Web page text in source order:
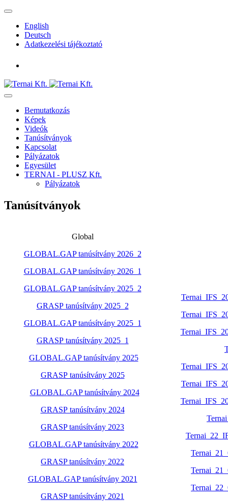
English
Deutsch
Adatkezelési tájékoztató
Bemutatkozás
Képek
Videók
Tanúsítványok
Kapcsolat
Pályázatok
Egyesület
TERNAI - PLUSZ Kft.
Pályázatok
Tanúsítványok
Global
GLOBAL.GAP tanúsítvány 2026_2
GLOBAL.GAP tanúsítvány 2026_1
GLOBAL.GAP tanúsítvány 2025_2
GRASP tanúsítvány 2025_2
GLOBAL.GAP tanúsítvány 2025_1
GRASP tanúsítvány 2025_1
GLOBAL.GAP tanúsítvány 2025
GRASP tanúsítvány 2025
GLOBAL.GAP tanúsítvány 2024
GRASP tanúsítvány 2024
GRASP tanúsítvány 2023
GLOBAL.GAP tanúsítvány 2022
GRASP tanúsítvány 2022
GLOBAL.GAP tanúsítvány 2021
GRASP tanúsítvány 2021